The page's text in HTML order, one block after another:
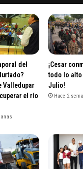
del
Valledupar
el río
¡Cesar
todo lo alto
Julio!
Hace 2